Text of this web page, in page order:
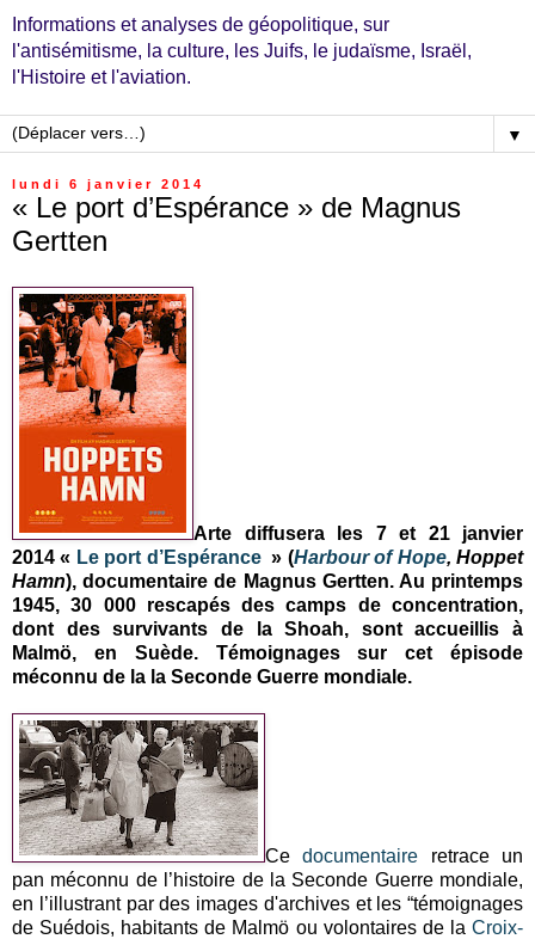
Informations et analyses de géopolitique, sur
l'antisémitisme, la culture, les Juifs, le judaïsme, Israël,
l'Histoire et l'aviation.
▼
lundi 6 janvier 2014
« Le port d’Espérance » de Magnus
Gertten
Arte diffusera les 7 et 21 janvier
2014 « Le port d’Espérance» (Harbour of Hope, Hoppet
Hamn), documentaire de Magnus Gertten. Au printemps
1945, 30 000 rescapés des camps de concentration,
dont des survivants de la Shoah, sont accueillis à
Malmö, en Suède. Témoignages sur cet épisode
méconnu de la la Seconde Guerre mondiale.
Cedocumentaire retrace un
pan méconnu de l’histoire de la Seconde Guerre mondiale,
en l’illustrant par des images d'archives et les “témoignages
de Suédois, habitants de Malmö ou volontaires de la Croix-